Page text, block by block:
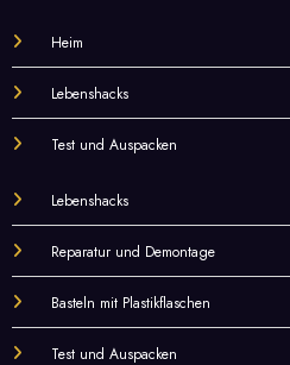
Heim
Lebenshacks
Test und Auspacken
Lebenshacks
Reparatur und Demontage
Basteln mit Plastikflaschen
Test und Auspacken